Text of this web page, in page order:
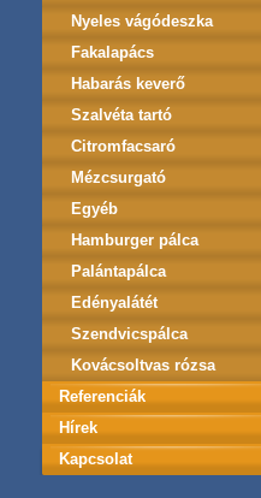
Nyeles vágódeszka
Fakalapács
Habarás keverő
Szalvéta tartó
Citromfacsaró
Mézcsurgató
Egyéb
Hamburger pálca
Palántapálca
Edényalátét
Szendvicspálca
Kovácsoltvas rózsa
Referenciák
Hírek
Kapcsolat